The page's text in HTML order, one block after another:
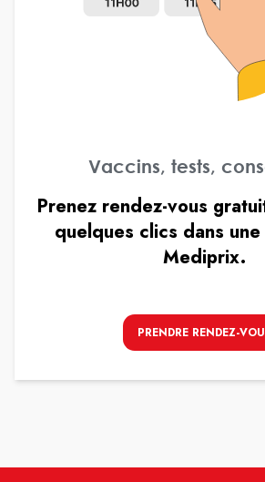
Vaccins, tests,
Prenez rendez-vous
quelques clics dans
Mediprix.
PRENDRE RENDEZ-